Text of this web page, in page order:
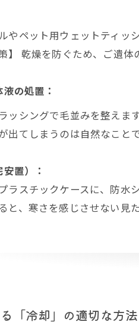
やペット用ウェットティッ
策】 乾燥を防ぐため、ご遺
の処置：
ッシングで毛並みを整えます
出てしまうのは自然なこと
置）：
ラスチックケースに、防水
と、寒さを感じさせない見
「冷却」の適切な方法